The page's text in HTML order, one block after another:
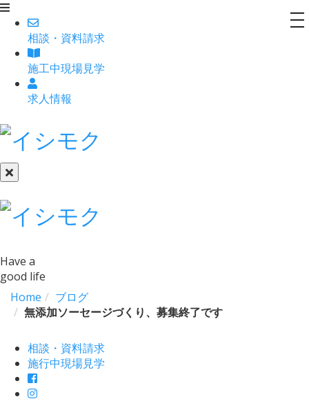
相談 ・ 資料請求
施工中現場見学
求人情報
Have a
good life
Home
ブログ
無添加ソーセージづくり、募集終了です
相談・資料請求
施行中現場見学